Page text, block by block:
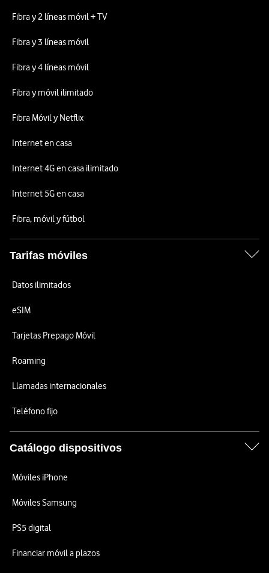
Fibra y 2 líneas móvil + TV
Fibra y 3 líneas móvil
Fibra y 4 líneas móvil
Fibra y móvil ilimitado
Fibra Móvil y Netflix
Internet en casa
Internet 4G en casa ilimitado
Internet 5G en casa
Fibra, móvil y fútbol
Tarifas móviles
Datos ilimitados
eSIM
Tarjetas Prepago Móvil
Roaming
Llamadas internacionales
Teléfono fijo
Catálogo dispositivos
Móviles iPhone
Móviles Samsung
PS5 digital
Financiar móvil a plazos